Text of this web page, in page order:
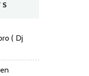
( Dj